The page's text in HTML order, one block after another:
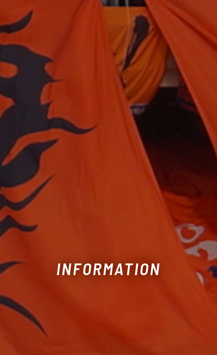
INFORMATION